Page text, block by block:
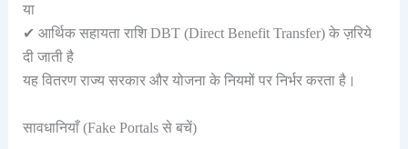
या
✔ आर्थिक सहायता राशि DBT (Direct Benefit Transfer) के ज़रिये
दी जाती है
यह वितरण राज्य सरकार और योजना के नियमों पर निर्भर करता है।
सावधानियाँ (Fake Portals से बचें)